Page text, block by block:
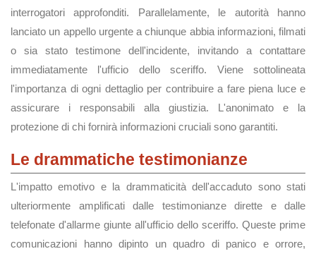
interrogatori approfonditi. Parallelamente, le autorità hanno
lanciato un appello urgente a chiunque abbia informazioni, filmati
o sia stato testimone dell'incidente, invitando a contattare
immediatamente l'ufficio dello sceriffo. Viene sottolineata
l'importanza di ogni dettaglio per contribuire a fare piena luce e
assicurare i responsabili alla giustizia. L'anonimato e la
protezione di chi fornirà informazioni cruciali sono garantiti.
Le drammatiche testimonianze
L'impatto emotivo e la drammaticità dell'accaduto sono stati
ulteriormente amplificati dalle testimonianze dirette e dalle
telefonate d'allarme giunte all'ufficio dello sceriffo. Queste prime
comunicazioni hanno dipinto un quadro di panico e orrore,